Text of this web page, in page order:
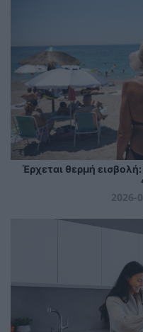
Έρχεται θερμή
2026-